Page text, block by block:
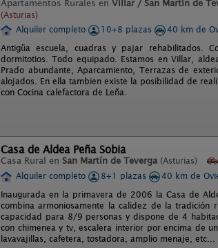
Apartamentos Rurales en Villar / San Martín de
(Asturias)
Alquiler completo 10+8 plazas
40 km de
Antigüa escuela, cuadras y pajar rehabilitados.
dormitotios. Todo equipado. Estamos en Villar,
Prado abundante, Aparcamiento, Terrazas de
alojados. En ella tambien existe la posibilidad de
con Cocina calefactora de Leña.
Casa de Aldea Peña Sobia
Casa Rural en San Martín de Teverga (Asturias)
Alquiler completo
8+1 plazas
40 km de
Inaugurada en la primavera de 2006 la Casa de
combina armoniosamente la calidez de la tradición
capacidad para 8/9 personas y dispone de 4
con chimenea y tv, escalera interior por encima de
lavavajillas, cafetera, tostadora, amplio menaje, etc...